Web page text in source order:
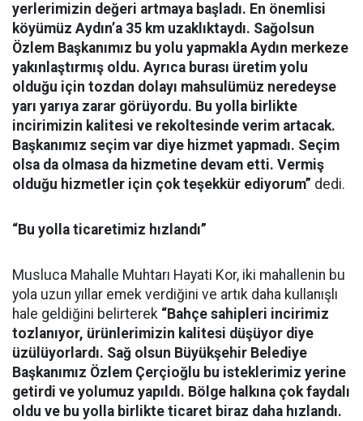
yerlerimizin değeri artmaya başladı. En önemlisi
köyümüz Aydın’a 35 km uzaklıktaydı. Sağolsun
Özlem Başkanımız bu yolu yapmakla Aydın merkeze
yakınlaştırmış oldu. Ayrıca burası üretim yolu
olduğu için tozdan dolayı mahsulümüz neredeyse
yarı yarıya zarar görüyordu. Bu yolla birlikte
incirimizin kalitesi ve rekoltesinde verim artacak.
Başkanımız seçim var diye hizmet yapmadı. Seçim
olsa da olmasa da hizmetine devam etti. Vermiş
olduğu hizmetler için çok teşekkür ediyorum” dedi.
“Bu yolla ticaretimiz hızlandı”
Musluca Mahalle Muhtarı Hayati Kor, iki mahallenin bu
yola uzun yıllar emek verdiğini ve artık daha kullanışlı
hale geldiğini belirterek “Bahçe sahipleri incirimiz
tozlanıyor, ürünlerimizin kalitesi düşüyor diye
üzülüyorlardı. Sağ olsun Büyükşehir Belediye
Başkanımız Özlem Çerçioğlu bu isteklerimiz yerine
getirdi ve yolumuz yapıldı. Bölge halkına çok faydalı
oldu ve bu yolla birlikte ticaret biraz daha hızlandı.